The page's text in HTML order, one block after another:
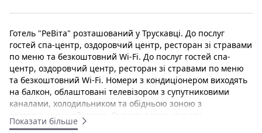
Готель "РеВіта" розташований у Трускавці. До послуг
гостей спа-центр, оздоровчий центр, ресторан зі стравами
по меню та безкоштовний Wi-Fi. До послуг гостей спа-
центр, оздоровчий центр, ресторан зі стравами по меню
та безкоштовний Wi-Fi. Номери з кондиціонером виходять
на балкон, облаштовані телевізором з супутниковими
каналами, холодильником та обідньою зоною з
електричним чайником. Окрема ванна кімната
укомплектована феном, безкоштовними туалетно-
Показати більше